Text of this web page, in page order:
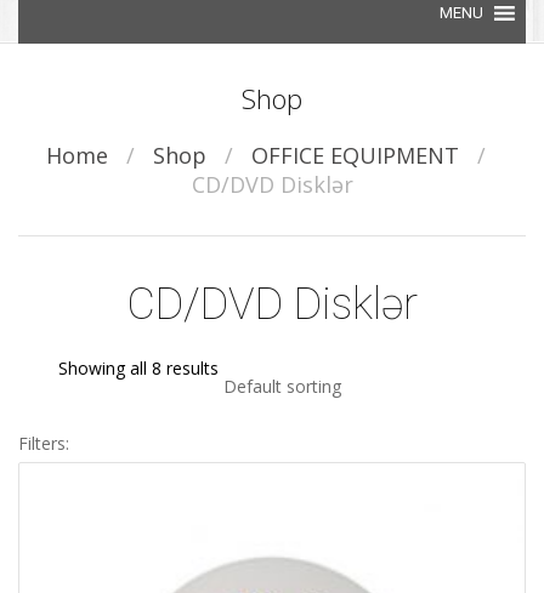
Shop
Home / Shop / OFFICE EQUIPMENT
/
CD/DVD Disklər
CD/DVD Disklər
Showing all 8 results
Default sorting
Filters: